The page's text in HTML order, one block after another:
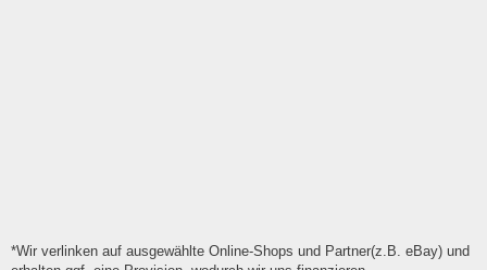
*Wir verlinken auf ausgewählte Online-Shops und Partner(z.B. eBay) und